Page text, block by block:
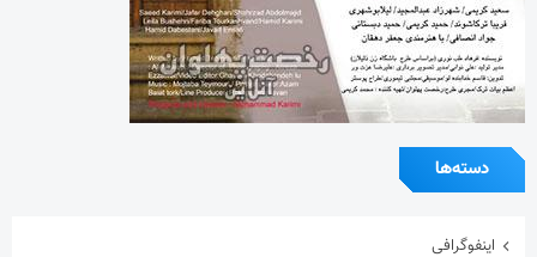
دسته‌ها
اینفوگرافی